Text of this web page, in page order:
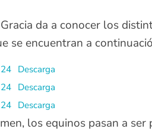
da a conocer los
se encuentran a
Descarga
Descarga
Descarga
los equinos pasan a